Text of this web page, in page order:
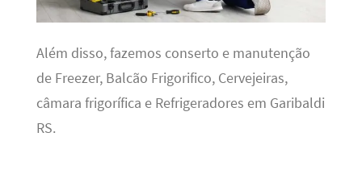
Além disso, fazemos conserto e manutenção
de Freezer, Balcão Frigorifico, Cervejeiras,
câmara frigorífica e Refrigeradores em Garibaldi
RS.